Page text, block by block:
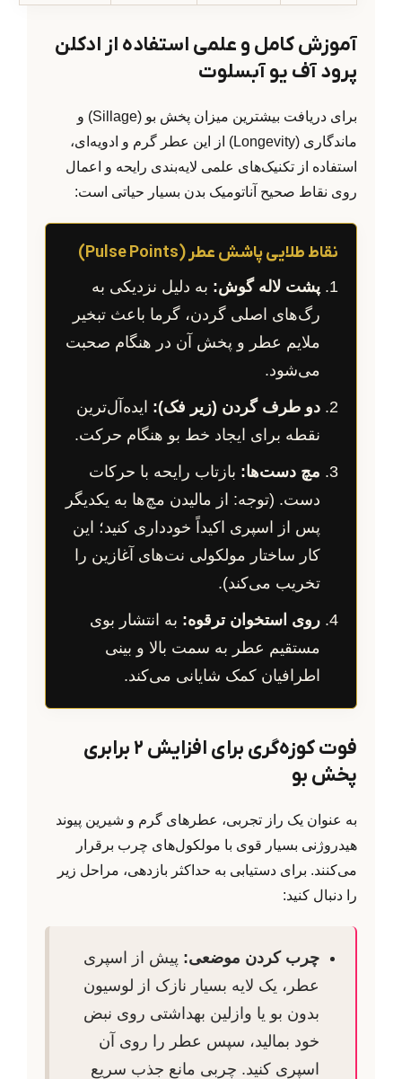
آموزش کامل و علمی استفاده از ادکلن
پرود آف یو آبسلوت
برای دریافت بیشترین میزان پخش بو (Sillage) و
ماندگاری (Longevity) از این عطر گرم و ادویه‌ای،
استفاده از تکنیک‌های علمی لایه‌بندی رایحه و اعمال
روی نقاط صحیح آناتومیک بدن بسیار حیاتی است:
نقاط طلایی پاشش عطر (Pulse Points)
پشت لاله گوش: به دلیل نزدیکی به
رگ‌های اصلی گردن، گرما باعث تبخیر
ملایم عطر و پخش آن در هنگام صحبت
می‌شود.
دو طرف گردن (زیر فک): ایده‌آل‌ترین
نقطه برای ایجاد خط بو هنگام حرکت.
مچ دست‌ها: بازتاب رایحه با حرکات
دست. (توجه: از مالیدن مچ‌ها به یکدیگر
پس از اسپری اکیداً خودداری کنید؛ این
کار ساختار مولکولی نت‌های آغازین را
تخریب می‌کند).
روی استخوان ترقوه: به انتشار بوی
مستقیم عطر به سمت بالا و بینی
اطرافیان کمک شایانی می‌کند.
فوت کوزه‌گری برای افزایش ۲ برابری
پخش بو
به عنوان یک راز تجربی، عطرهای گرم و شیرین پیوند
هیدروژنی بسیار قوی با مولکول‌های چرب برقرار
می‌کنند. برای دستیابی به حداکثر بازدهی، مراحل زیر
را دنبال کنید:
چرب کردن موضعی: پیش از اسپری
عطر، یک لایه بسیار نازک از لوسیون
بدون بو یا وازلین بهداشتی روی نبض
خود بمالید، سپس عطر را روی آن
اسپری کنید. چربی مانع جذب سریع